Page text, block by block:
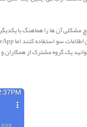
مشکلی آن ها را هماهنگ با
یک گروه مشترک از